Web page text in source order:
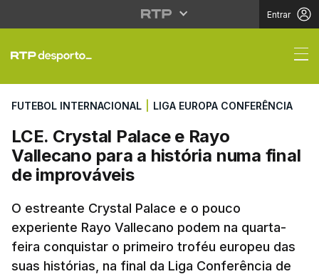
Entrar
LCE. Crystal Palace e
FUTEBOL INTERNACIONAL LIGA EUROPA CONFERÊNCIA
LCE. Crystal Palace e Rayo
Vallecano para a história numa final
de improváveis
O estreante Crystal Palace e o pouco
experiente Rayo Vallecano podem na quarta-
feira conquistar o primeiro troféu europeu das
suas histórias, na final da Liga Conferência de